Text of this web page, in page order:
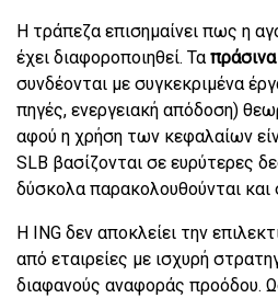
Η τράπεζα επισημαίνει πως η
έχει διαφοροποιηθεί. Τα
συνδέονται με συγκεκριμένα
πηγές, ενεργειακή απόδοση)
αφού η χρήση των κεφαλαίων
SLB βασίζονται σε ευρύτερες
δύσκολα παρακολουθούνται και
Η ING δεν αποκλείει την
από εταιρείες με ισχυρή
διαφανούς αναφοράς προόδου.